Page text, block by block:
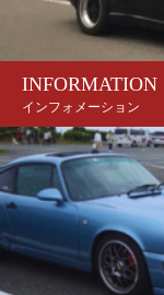
INFORMATION
インフォメーション